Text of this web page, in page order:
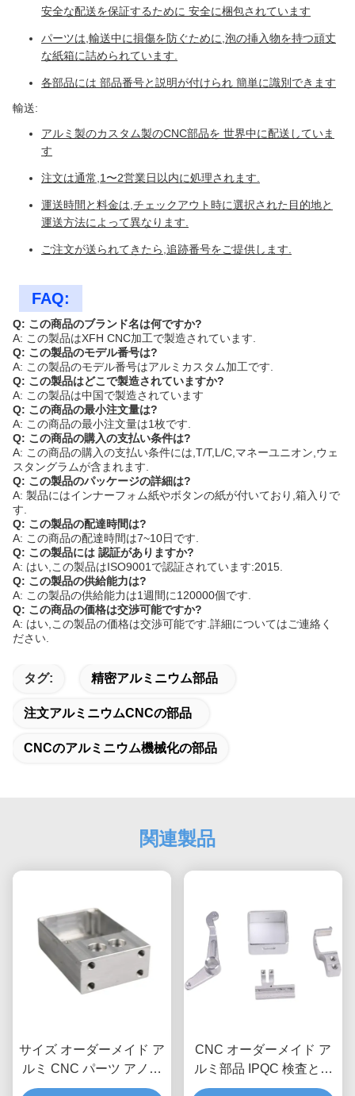
安全な配送を保証するために 安全に梱包されています
パーツは,輸送中に損傷を防ぐために,泡の挿入物を持つ頑丈
な紙箱に詰められています.
各部品には 部品番号と説明が付けられ 簡単に識別できます
輸送:
アルミ製のカスタム製のCNC部品を 世界中に配送していま
す
注文は通常,1〜2営業日以内に処理されます.
運送時間と料金は,チェックアウト時に選択された目的地と
運送方法によって異なります.
ご注文が送られてきたら,追跡番号をご提供します.
FAQ:
Q: この商品のブランド名は何ですか?
A: この製品はXFH CNC加工で製造されています.
Q: この製品のモデル番号は?
A: この製品のモデル番号はアルミカスタム加工です.
Q: この製品はどこで製造されていますか?
A: この製品は中国で製造されています
Q: この商品の最小注文量は?
A: この商品の最小注文量は1枚です.
Q: この商品の購入の支払い条件は?
A: この商品の購入の支払い条件には,T/T,L/C,マネーユニオン,ウェ
スタングラムが含まれます.
Q: この製品のパッケージの詳細は?
A: 製品にはインナーフォム紙やボタンの紙が付いており,箱入りで
す.
Q: この製品の配達時間は?
A: この商品の配達時間は7~10日です.
Q: この製品には 認証がありますか?
A: はい,この製品はISO9001で認証されています:2015.
Q: この製品の供給能力は?
A: この製品の供給能力は1週間に120000個です.
Q: この商品の価格は交渉可能ですか?
A: はい,この製品の価格は交渉可能です.詳細についてはご連絡く
ださい.
タグ: 精密アルミニウム部品
注文アルミニウムCNCの部品
CNCのアルミニウム機械化の部品
関連製品
サイズ オーダーメイド ア
ルミ CNC パーツ アノイ
ド化 表面 仕上げ 精度 許
CNC オーダーメイド ア
ルミ部品 IPQC 検査と小
批量生産サポートの精密